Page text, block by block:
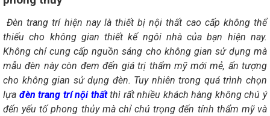
Đèn trang trí hiện nay là thiết bị nội thất cao cấp không thể
thiếu cho không gian thiết kế ngôi nhà của bạn hiện nay.
Không chỉ cung cấp nguồn sáng cho không gian sử dụng mà
mẫu đèn này còn đem đến giá trị thẩm mỹ mới mẻ, ấn tượng
cho không gian sử dụng đèn. Tuy nhiên trong quá trình chọn
lựa đèn trang trí nội thấtthì rất nhiều khách hàng không chú ý
đến yếu tố phong thủy mà chỉ chú trọng đến tính thẩm mỹ và